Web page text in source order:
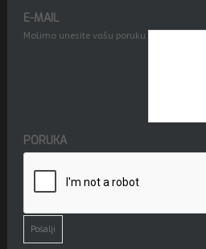
E-MAIL
Molimo unesite vašu poruku
PORUKA